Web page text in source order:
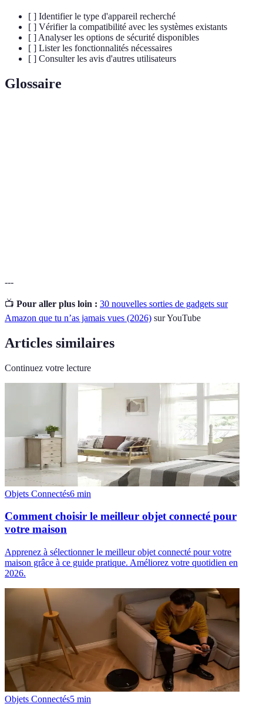
[ ] Identifier le type d'appareil recherché
[ ] Vérifier la compatibilité avec les systèmes existants
[ ] Analyser les options de sécurité disponibles
[ ] Lister les fonctionnalités nécessaires
[ ] Consulter les avis d'autres utilisateurs
Glossaire
---
📺 Pour aller plus loin : 30 nouvelles sorties de gadgets sur
Amazon que tu n’as jamais vues (2026) sur YouTube
Articles similaires
Continuez votre lecture
Objets Connectés6 min
Comment choisir le meilleur objet connecté pour
votre maison
Apprenez à sélectionner le meilleur objet connecté pour votre
maison grâce à ce guide pratique. Améliorez votre quotidien en
2026.
Objets Connectés5 min